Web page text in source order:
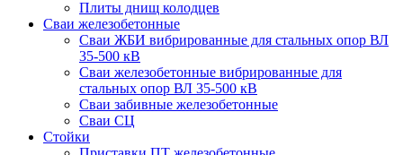
Плиты днищ колодцев
Сваи железобетонные
Сваи ЖБИ вибрированные для стальных опор ВЛ
35-500 кВ
Сваи железобетонные вибрированные для
стальных опор ВЛ 35-500 кВ
Сваи забивные железобетонные
Сваи СЦ
Стойки